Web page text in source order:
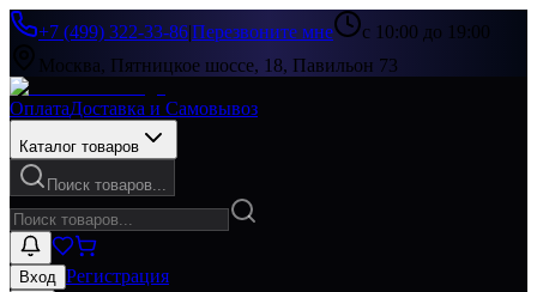
+7 (499) 322-33-86|Перезвоните мне
с 10:00 до 19:00
Москва, Пятницкое шоссе, 18, Павильон 73
ОплатаДоставка и Самовывоз
Каталог товаров
Поиск товаров...
Вход Регистрация